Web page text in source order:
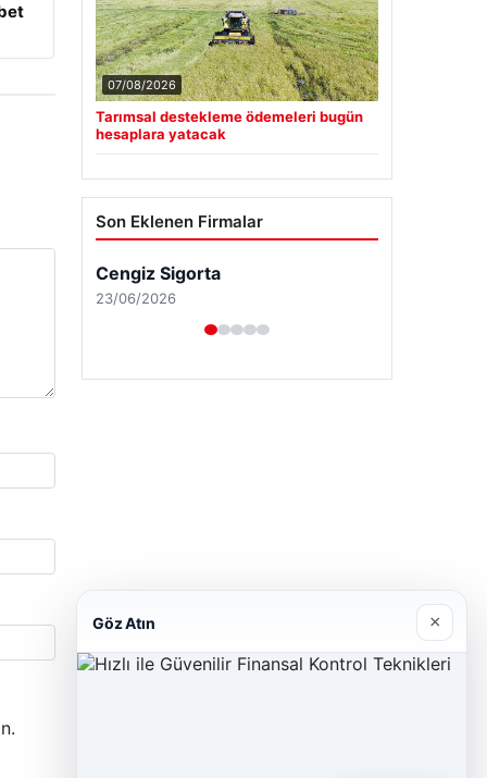
07/08/2026
Tarımsal destekleme ödemeleri bugün
hesaplara yatacak
Son Eklenen Firmalar
Cengiz Sigorta
23/06/2026
Göz Atın ×